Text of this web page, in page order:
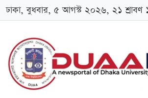
ঢাকা, বুধবার, ৫ আগস্ট ২০২৬, ২১ শ্রাবণ